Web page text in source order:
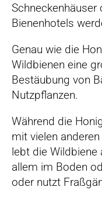
Bienenhotels
Genau wie die
Wildbienen eine
Bestäubung von
Nutzpflanzen.
Während die
mit vielen
lebt die Wildbiene
allem im Boden
oder nutzt